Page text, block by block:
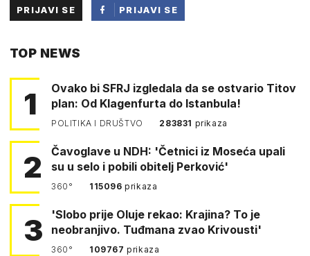
PRIJAVI SE
PRIJAVI SE
TOP NEWS
1
Ovako bi SFRJ izgledala da se ostvario Titov
plan: Od Klagenfurta do Istanbula!
POLITIKA I DRUŠTVO 283831 prikaza
2
Čavoglave u NDH: 'Četnici iz Moseća upali
su u selo i pobili obitelj Perković'
360° 115096prikaza
3
'Slobo prije Oluje rekao: Krajina? To je
neobranjivo. Tuđmana zvao Krivousti'
360° 109767prikaza